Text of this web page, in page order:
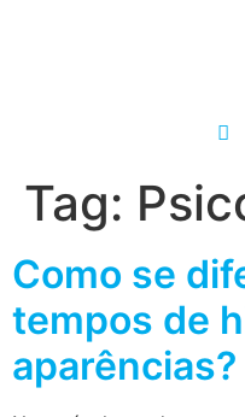
Tag:
Como se
tempos de
aparências?